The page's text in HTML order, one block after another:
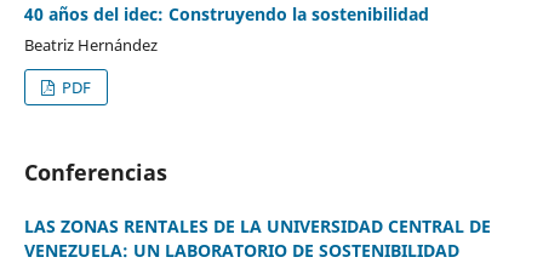
40 años del idec: Construyendo la sostenibilidad
Beatriz Hernández
PDF
Conferencias
LAS ZONAS RENTALES DE LA UNIVERSIDAD CENTRAL DE
VENEZUELA: UN LABORATORIO DE SOSTENIBILIDAD